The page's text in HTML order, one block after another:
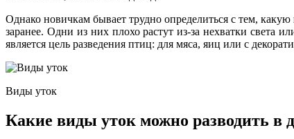
Однако новичкам бывает трудно определиться с тем,
заранее. Одни из них плохо растут из-за нехватки света
является цель разведения птиц: для мяса, яиц или с
Виды уток
Какие виды уток можно разводить в